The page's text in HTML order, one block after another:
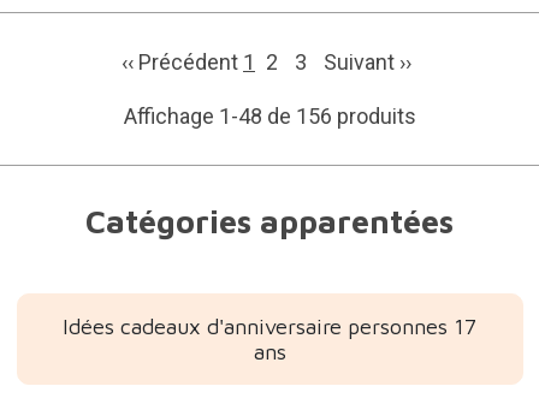
‹‹ Précédent 1 2 3 Suivant ››
Affichage 1-48 de 156 produits
Catégories apparentées
Idées cadeaux d'anniversaire personnes 17
ans